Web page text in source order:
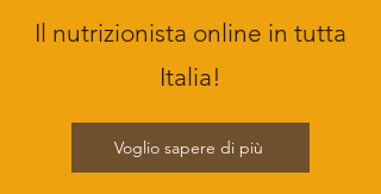
Il nutrizionista online in tutta
Italia!
Voglio sapere di più